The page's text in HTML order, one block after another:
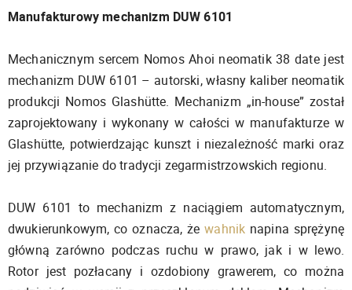
Manufakturowy mechanizm DUW 6101
Mechanicznym sercem Nomos Ahoi neomatik 38 date jest
mechanizm DUW 6101 – autorski, własny kaliber neomatik
produkcji Nomos Glashütte. Mechanizm „in-house” został
zaprojektowany i wykonany w całości w manufakturze w
Glashütte, potwierdzając kunszt i niezależność marki oraz
jej przywiązanie do tradycji zegarmistrzowskich regionu.
DUW 6101 to mechanizm z naciągiem automatycznym,
dwukierunkowym, co oznacza, żewahnik napina sprężynę
główną zarówno podczas ruchu w prawo, jak i w lewo.
Rotor jest pozłacany i ozdobiony grawerem, co można